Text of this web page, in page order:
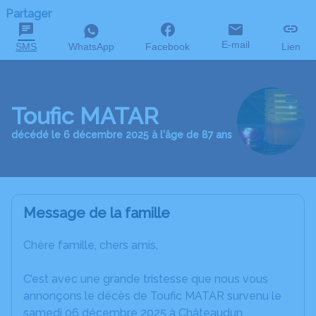
Partager
SMS WhatsApp Facebook E-mail Lien
Toufic MATAR
décédé le 6 décembre 2025 à l'âge de 87 ans
Message de la famille
Chère famille, chers amis,
C’est avec une grande tristesse que nous vous
annonçons le décès de Toufic MATAR survenu le
samedi 06 décembre 2025 à Châteaudun.